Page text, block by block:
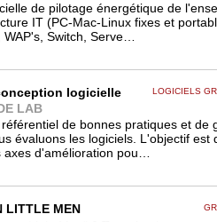
de pilotage énergétique de
IT (PC-Mac-Linux fixes et
WAP's, Switch, Serve…
LOGICIELS
logicielle
LAB
de bonnes pratiques et de
évaluons les logiciels. L'objectif est
axes d'amélioration pou…
LITTLE MEN